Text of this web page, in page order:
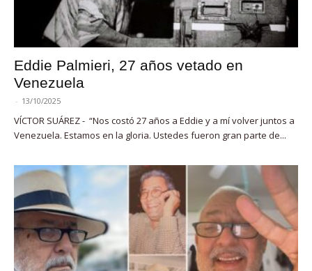
Eddie Palmieri, 27 años vetado en
Venezuela
- 13/10/2025
VÍCTOR SUÁREZ - “Nos costó 27 años a Eddie y a mí volver juntos a
Venezuela. Estamos en la gloria. Ustedes fueron gran parte de...